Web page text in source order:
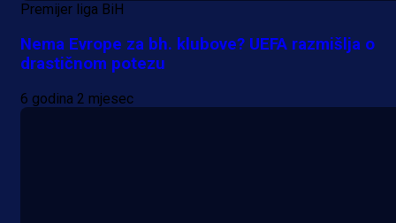
Premijer liga BiH
Nema Evrope za bh. klubove? UEFA razmišlja o
drastičnom potezu
6 godina 2 mjesec